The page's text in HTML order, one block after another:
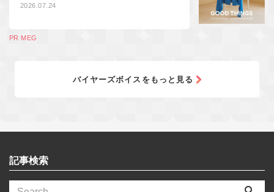
2026.07.24
PR MEG
バイヤーズボイスをもっと見る
記事検索